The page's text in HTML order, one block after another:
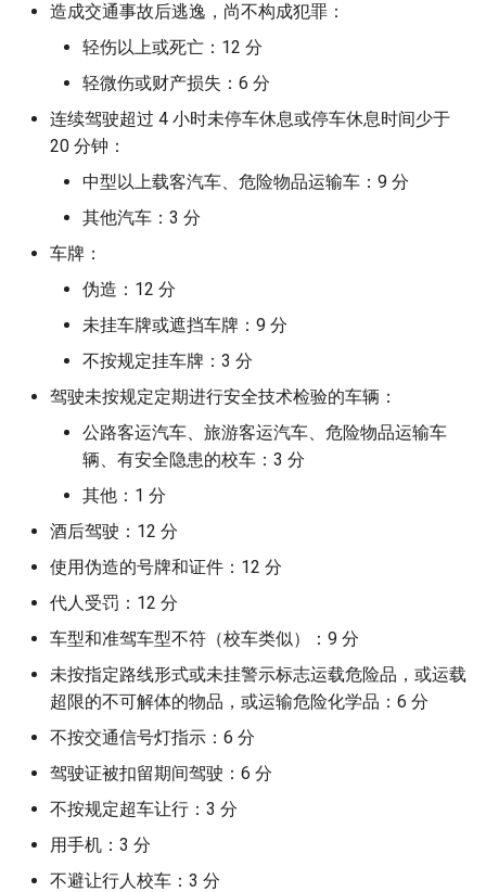
SDRAM (Synchronous
Dynamic Random Access
Memory)
信号处理
SPI (Serial Peripheral
Interface) 协议
USB Host Controller Interface
Linux Soft RAID
Linux 重大漏洞
LLM 本地部署
Lock Free 数据结构
macOS Goodies
OpenHarmonyOS
PostgreSQL
RCU (Read-Copy-Update) 总
Amazon Redshift 分析
使用 CUDA 实现 SGEMM
Apache Spark
SUNRPC 使用样例
SVG 速查
tar 文件格式
Transformer 解析
Vivado 相关信息
造成交通事故后逃逸，尚不构成犯罪：
轻伤以上或死亡：12 分
轻微伤或财产损失：6 分
连续驾驶超过 4 小时未停车休息或停车休息时间少于
20 分钟：
中型以上载客汽车、危险物品运输车：9 分
其他汽车：3 分
车牌：
伪造：12 分
未挂车牌或遮挡车牌：9 分
不按规定挂车牌：3 分
驾驶未按规定定期进行安全技术检验的车辆：
公路客运汽车、旅游客运汽车、危险物品运输车
辆、有安全隐患的校车：3 分
其他：1 分
酒后驾驶：12 分
使用伪造的号牌和证件：12 分
代人受罚：12 分
车型和准驾车型不符（校车类似）：9 分
未按指定路线形式或未挂警示标志运载危险品，或运载
超限的不可解体的物品，或运输危险化学品：6 分
不按交通信号灯指示：6 分
驾驶证被扣留期间驾驶：6 分
不按规定超车让行：3 分
用手机：3 分
不避让行人校车：3 分